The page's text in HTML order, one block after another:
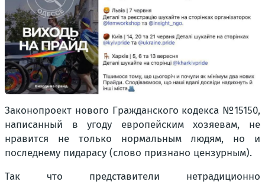
Законопроект нового Гражданского кодекса №15150,
написанный в угоду европейским хозяевам, не
нравится не только нормальным людям, но и
последнему пидарасу (слово признано цензурным).
Так что представители нетрадиционно